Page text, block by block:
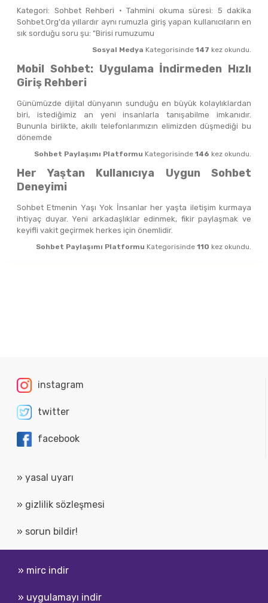
Kategori: Sohbet Rehberi · Tahmini okuma süresi: 5 dakika
Sohbet.Org'da yıllardır aynı rumuzla giriş yapan kullanıcıların en
sık sorduğu soru şu: "Birisi rumuzumu
Sosyal Medya Kategorisinde 147 kez okundu.
Mobil Sohbet: Uygulama İndirmeden Hızlı
Giriş Rehberi
Günümüzde dijital dünyanın sunduğu en büyük kolaylıklardan
biri, istediğimiz an yeni insanlarla tanışabilme imkanıdır.
Bununla birlikte, akıllı telefonlarımızın elimizden düşmediği bu
dönemde
Sohbet Paylaşımı Platformu Kategorisinde 146 kez okundu.
Her Yaştan Kullanıcıya Uygun Sohbet
Deneyimi
Sohbet Etmenin Yaşı Yok İnsanlar her yaşta iletişim kurmaya
ihtiyaç duyar. Yeni arkadaşlıklar edinmek, fikir paylaşmak ve
keyifli vakit geçirmek herkes için önemlidir.
Sohbet Paylaşımı Platformu Kategorisinde 110 kez okundu.
instagram
twitter
facebook
» yasal uyarı
» gizlilik sözleşmesi
» sorun bildir!
» mirc indir
» uygulamayı indir